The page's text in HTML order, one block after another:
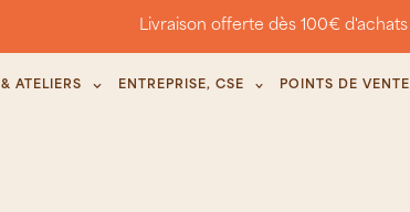
Livraison offerte dès 100€ d'achats
ATELIERS ENTREPRISE, CSE POINTS DE VENTE